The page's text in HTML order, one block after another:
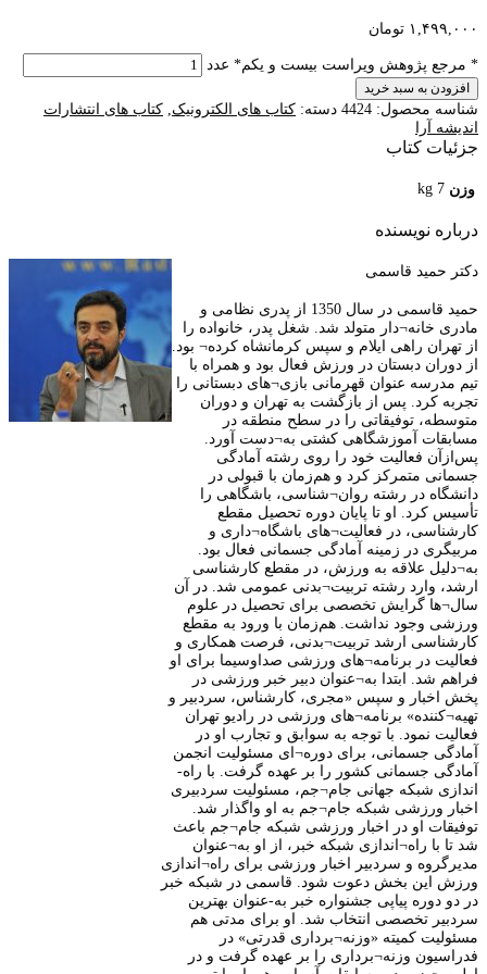
۱,۴۹۹,۰۰۰ تومان
* مرجع پژوهش ویراست بیست و یکم* عدد
افزودن به سبد خرید
شناسه محصول: 4424 دسته: کتاب های الکترونیک, کتاب های انتشارات
اندیشه آرا
جزئیات کتاب
وزن 7 kg
درباره نویسنده
دکتر حمید قاسمی
حمید قاسمی در سال 1350 از پدری نظامی و
مادری خانه¬دار متولد شد. شغل پدر، خانواده را
از تهران راهی ایلام و سپس کرمانشاه کرده¬ بود.
از دوران دبستان در ورزش فعال بود و همراه با
تیم مدرسه عنوان قهرمانی بازی¬های دبستانی را
تجربه کرد. پس از بازگشت به تهران و دوران
متوسطه، توفیقاتی را در سطح منطقه در
مسابقات آموزشگاهی کشتی به¬دست آورد.
پس‌ازآن فعالیت خود را روی رشته آمادگی
جسمانی متمرکز کرد و هم‌زمان با قبولی در
دانشگاه در رشته روان¬شناسی، باشگاهی را
تأسیس کرد. او تا پایان دوره تحصیل مقطع
کارشناسی، در فعالیت¬های باشگاه¬داری و
مربیگری در زمینه آمادگی جسمانی فعال بود.
به¬دلیل علاقه به ورزش، در مقطع کارشناسی
ارشد، وارد رشته تربیت¬بدنی عمومی شد. در آن
سال¬ها گرایش تخصصی برای تحصیل در علوم
ورزشی وجود نداشت. هم‌زمان با ورود به مقطع
کارشناسی ارشد تربیت¬بدنی، فرصت همکاری و
فعالیت در برنامه¬های ورزشی صداوسیما برای او
فراهم شد. ابتدا به¬عنوان دبیر خبر ورزشی در
پخش اخبار و سپس «مجری، کارشناس، سردبیر و
تهیه¬کننده» برنامه¬های ورزشی در رادیو تهران
فعالیت نمود. با توجه به سوابق و تجارب او در
آمادگی جسمانی، برای دوره¬ای مسئولیت انجمن
آمادگی جسمانی کشور را بر عهده گرفت. با راه-
اندازی شبکه جهانی جام¬جم، مسئولیت سردبیری
اخبار ورزشی شبکه جام¬جم به او واگذار شد.
توفیقات او در اخبار ورزشی شبکه جام¬جم باعث
شد تا با راه¬اندازی شبکه خبر، از او به¬عنوان
مدیرگروه و سردبیر اخبار ورزشی برای راه¬اندازی
ورزش این بخش دعوت شود. قاسمی در شبکه خبر
در دو دوره پیاپی جشنواره خبر به-عنوان بهترین
سردبیر تخصصی انتخاب شد. او برای مدتی هم
مسئولیت کمیته «وزنه¬برداری قدرتی» در
فدراسیون وزنه¬برداری را بر عهده گرفت و در